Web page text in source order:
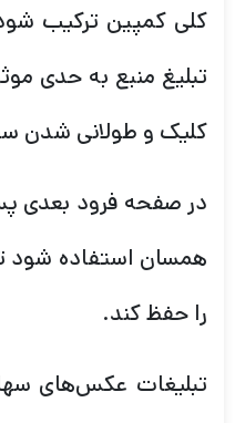
کلی کمپین ترکیب
تبلیغ منبع به حدی
کلیک و طولانی شدن
در صفحه فرود بعدی
همسان استفاده شود
را حفظ کند.
تبلیغات عکس‌های